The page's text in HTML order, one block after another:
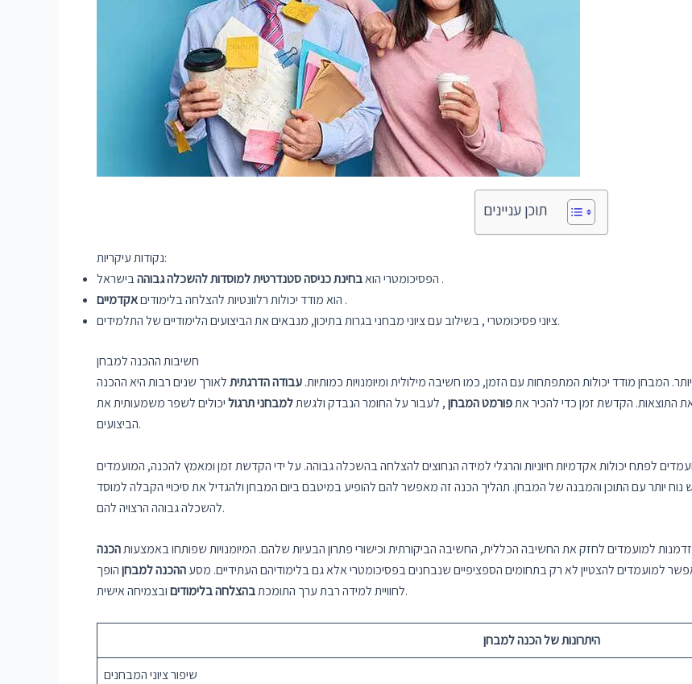
תוכן עניינים
נקודות עיקריות:
הפסיכומטרי הואבחינת כניסה סטנדרטית למוסדותלהשכלה גבוהה
בישראל .
הוא מודד יכולות רלוונטיות להצלחה בלימודיםאקדמיים
.
ציוני פסיכומטרי , בשילוב עם ציוני מבחני בגרות בתיכון, מנבאים את הביצועים הלימודיים של התלמידים.
חשיבות ההכנה למבחן
יותר. המבחן מודד יכולות המתפתחות עם הזמן, כמו חשיבה מילולית ומיומנויות כמותיות.עבודה הדרגתיתלאורך שנים רבות היא ההכנה
התוצאות. הקדשת זמן כדי להכיר אתפורמט המבחן, לעבור על החומר הנבדק ולגשתלמבחני תרגוליכולים לשפר משמעותית את
הביצועים.
לפתח יכולות אקדמיות חיוניות והרגלי למידה הנחוצים להצלחה בהשכלה גבוהה. על ידי הקדשת זמן ומאמץ להכנה, המועמדים
נוח יותר עם התוכן והמבנה של המבחן. תהליך הכנה זה מאפשר להם להופיע במיטבם ביום המבחן ולהגדיל את סיכויי הקבלה למוסד
להשכלה גבוהה הרצויה להם.
למועמדים לחזק את החשיבה הכללית, החשיבה הביקורתית וכישורי פתרון הבעיות שלהם. המיומנויות שפותחו באמצעותהכנה
למועמדים להצטיין לא רק בתחומים הספציפיים שנבחנים בפסיכומטרי אלא גם בלימודיהם העתידיים. מסעההכנה למבחןהופך
לחוויית למידה רבת ערך התומכתבהצלחה בלימודים ובצמיחה אישית.
היתרונות של הכנה למבחן
שיפור ציוני המבחנים